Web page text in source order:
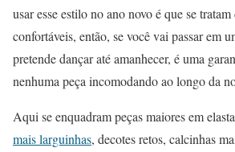
usar esse estilo no ano novo é que se
confortáveis, então, se você vai passar em
pretende dançar até amanhecer, é uma
nenhuma peça incomodando ao longo da
Aqui se enquadram peças maiores em
mais larguinhas, decotes retos, calcinhas